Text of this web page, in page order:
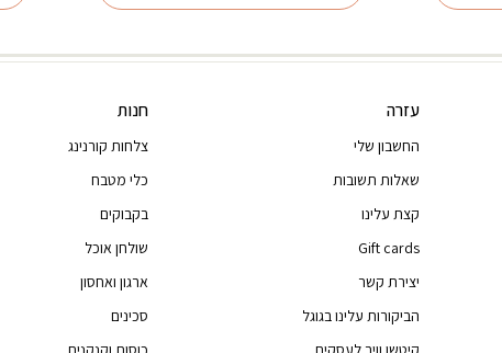
עזרה
החשבון שלי
שאלות תשובות
קצת עלינו
Gift cards
יצירת קשר
הביקורות עלינו בגוגל
חנות
צלחות קורנינג
כלי מטבח
בקבוקים
שולחן אוכל
ארגון ואחסון
סכינים